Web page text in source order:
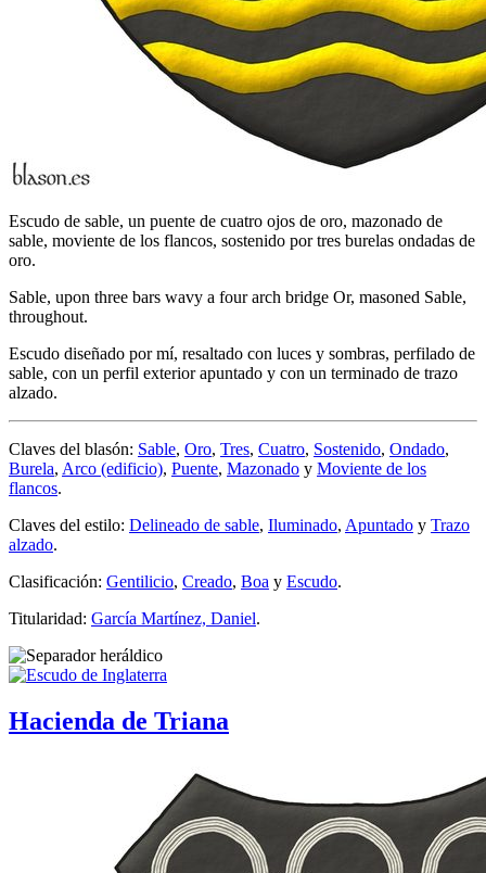
Escudo de sable, un puente de cuatro ojos de oro, mazonado de
sable, moviente de los flancos, sostenido por tres burelas ondadas de
oro.
Sable, upon three bars wavy a four arch bridge Or, masoned Sable,
throughout.
Escudo diseñado por mí, resaltado con luces y sombras, perfilado de
sable, con un perfil exterior apuntado y con un terminado de trazo
alzado.
Claves del blasón: Sable, Oro, Tres, Cuatro, Sostenido, Ondado,
Burela, Arco (edificio), Puente, Mazonado y Moviente de los
flancos.
Claves del estilo: Delineado de sable, Iluminado, Apuntado y Trazo
alzado.
Clasificación: Gentilicio, Creado, Boa y Escudo.
Titularidad: García Martínez, Daniel.
Hacienda de Triana